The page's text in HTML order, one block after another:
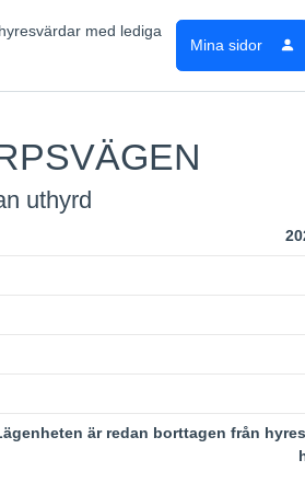
Mina sidor
uthyrd
är redan borttagen från